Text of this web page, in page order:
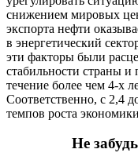
снижением мировых
экспорта нефти
в энергетический
эти факторы были
стабильности страны и
течение более чем 4-х
Соответственно, с 2,4
темпов роста
Не